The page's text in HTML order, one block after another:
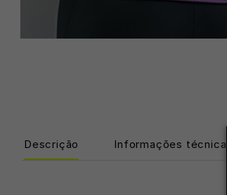
Descrição Informações técnicas